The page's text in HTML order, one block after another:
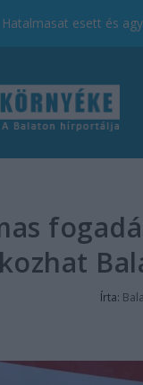
Hatalmasat esett és
Írta: